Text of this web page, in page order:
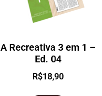
A Recreativa 3 em 1 –
Ed. 04
R$18,90